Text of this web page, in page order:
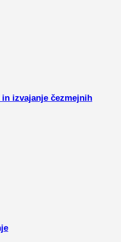
izvajanje čezmejnih